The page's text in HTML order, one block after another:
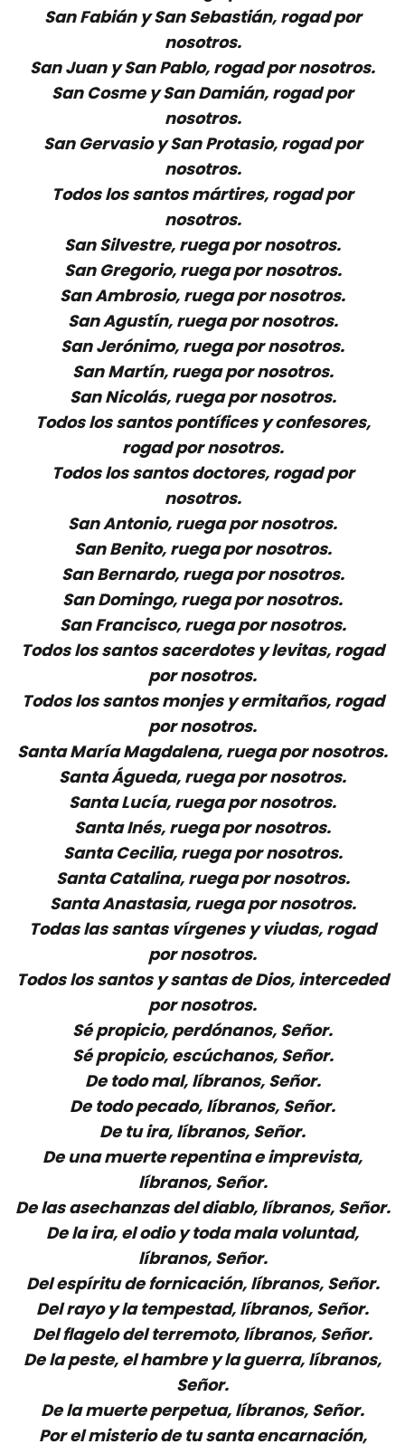
San Fabián y San Sebastián, rogad por
nosotros.
San Juan y San Pablo, rogad por nosotros.
San Cosme y San Damián, rogad por
nosotros.
San Gervasio y San Protasio, rogad por
nosotros.
Todos los santos mártires, rogad por
nosotros.
San Silvestre, ruega por nosotros.
San Gregorio, ruega por nosotros.
San Ambrosio, ruega por nosotros.
San Agustín, ruega por nosotros.
San Jerónimo, ruega por nosotros.
San Martín, ruega por nosotros.
San Nicolás, ruega por nosotros.
Todos los santos pontífices y confesores,
rogad por nosotros.
Todos los santos doctores, rogad por
nosotros.
San Antonio, ruega por nosotros.
San Benito, ruega por nosotros.
San Bernardo, ruega por nosotros.
San Domingo, ruega por nosotros.
San Francisco, ruega por nosotros.
Todos los santos sacerdotes y levitas, rogad
por nosotros.
Todos los santos monjes y ermitaños, rogad
por nosotros.
Santa María Magdalena, ruega por nosotros.
Santa Águeda, ruega por nosotros.
Santa Lucía, ruega por nosotros.
Santa Inés, ruega por nosotros.
Santa Cecilia, ruega por nosotros.
Santa Catalina, ruega por nosotros.
Santa Anastasia, ruega por nosotros.
Todas las santas vírgenes y viudas, rogad
por nosotros.
Todos los santos y santas de Dios, interceded
por nosotros.
Sé propicio, perdónanos, Señor.
Sé propicio, escúchanos, Señor.
De todo mal, líbranos, Señor.
De todo pecado, líbranos, Señor.
De tu ira, líbranos, Señor.
De una muerte repentina e imprevista,
líbranos, Señor.
De las asechanzas del diablo, líbranos, Señor.
De la ira, el odio y toda mala voluntad,
líbranos, Señor.
Del espíritu de fornicación, líbranos, Señor.
Del rayo y la tempestad, líbranos, Señor.
Del flagelo del terremoto, líbranos, Señor.
De la peste, el hambre y la guerra, líbranos,
Señor.
De la muerte perpetua, líbranos, Señor.
Por el misterio de tu santa encarnación,